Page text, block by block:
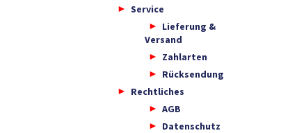
Service
Lieferung &
Versand
Zahlarten
Rücksendung
Rechtliches
AGB
Datenschutz